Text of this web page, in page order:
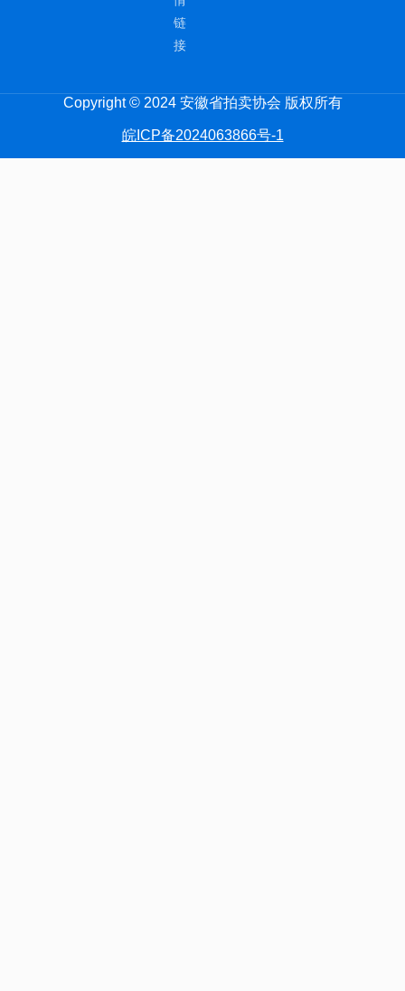
链
接
Copyright © 2024 安徽省拍卖协会 版权所有
皖ICP备2024063866号-1